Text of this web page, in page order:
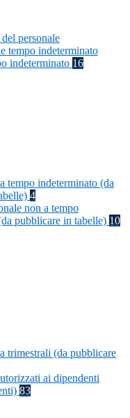
personale
tempo indeterminato
indeterminato 16
tempo indeterminato (da
4
non a tempo
pubblicare in tabelle) 10
trimestrali (da pubblicare
ai dipendenti
83